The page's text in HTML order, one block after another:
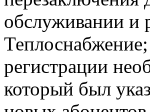
обслуживании и
регистрации
который был